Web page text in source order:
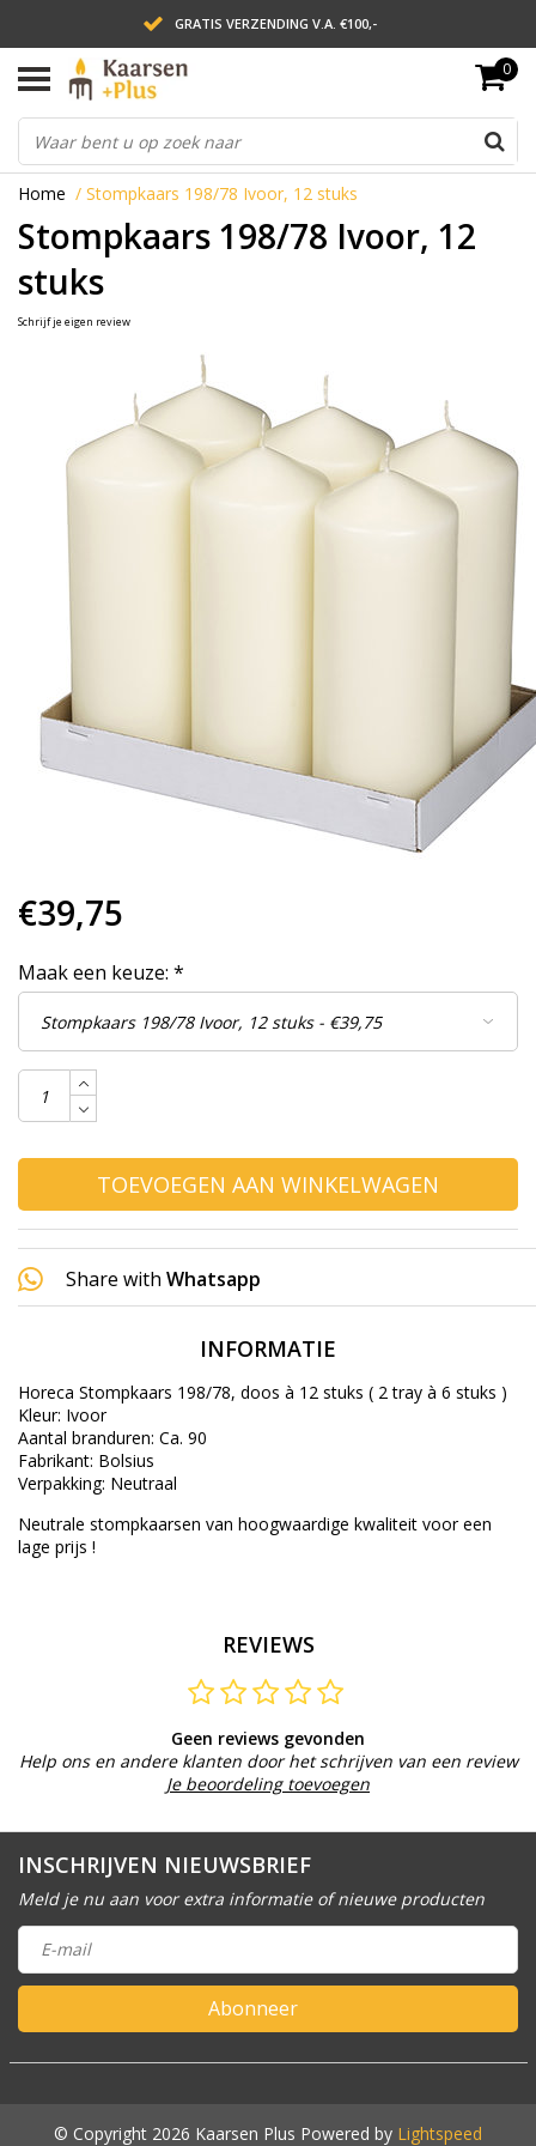
GRATIS VERZENDING V.A. €100,-
LEVERING BINNEN 2 WERKDAGEN
ACHTERAF BETALEN VIA AFTERPAY
0
Home / Stompkaars 198/78 Ivoor, 12 stuks
Stompkaars 198/78 Ivoor, 12
stuks
Schrijf je eigen review
€39,75
Maak een keuze: *
TOEVOEGEN AAN WINKELWAGEN
Share with Whatsapp
INFORMATIE
Horeca Stompkaars 198/78, doos à 12 stuks ( 2 tray à 6 stuks )
Kleur: Ivoor
Aantal branduren: Ca. 90
Fabrikant: Bolsius
Verpakking: Neutraal
Neutrale stompkaarsen van hoogwaardige kwaliteit voor een
lage prijs !
REVIEWS
Geen reviews gevonden
Help ons en andere klanten door het schrijven van een review
Je beoordeling toevoegen
INSCHRIJVEN NIEUWSBRIEF
Meld je nu aan voor extra informatie of nieuwe producten
Abonneer
© Copyright 2026 Kaarsen Plus Powered by Lightspeed